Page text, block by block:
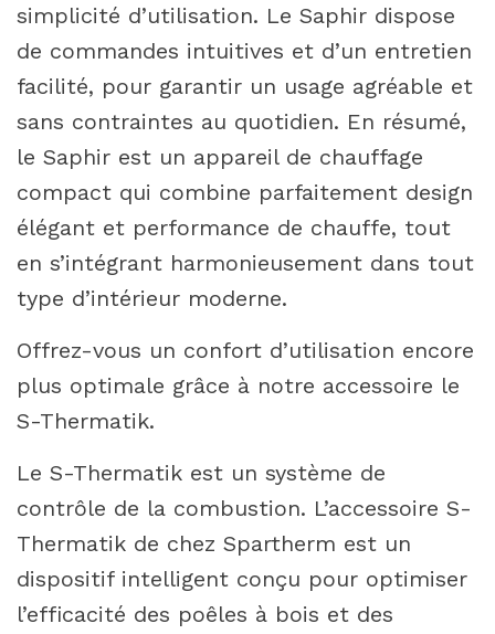
simplicité d’utilisation. Le Saphir dispose
de commandes intuitives et d’un entretien
facilité, pour garantir un usage agréable et
sans contraintes au quotidien. En résumé,
le Saphir est un appareil de chauffage
compact qui combine parfaitement design
élégant et performance de chauffe, tout
en s’intégrant harmonieusement dans tout
type d’intérieur moderne.
Offrez-vous un confort d’utilisation encore
plus optimale grâce à notre accessoire le
S-Thermatik.
Le S-Thermatik est un système de
contrôle de la combustion. L’accessoire S-
Thermatik de chez Spartherm est un
dispositif intelligent conçu pour optimiser
l’efficacité des poêles à bois et des